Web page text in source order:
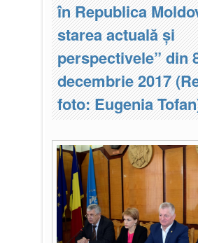
în Republica
starea actuală și
perspectivele” din
decembrie 2017
foto: Eugenia